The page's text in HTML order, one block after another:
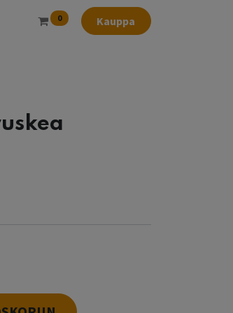
0 Kauppa